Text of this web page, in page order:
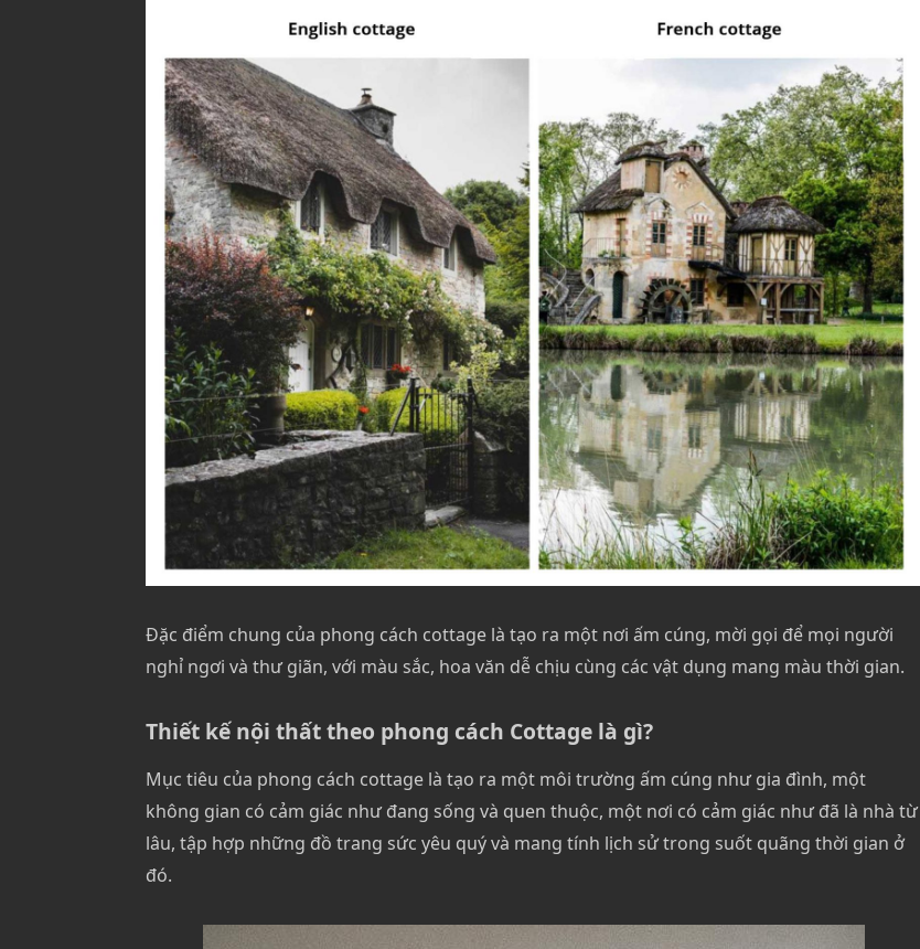
Đặc điểm chung của phong cách cottage là tạo ra một nơi ấm cúng, mời gọi để mọi người
nghỉ ngơi và thư giãn, với màu sắc, hoa văn dễ chịu cùng các vật dụng mang màu thời gian.
Thiết kế nội thất theo phong cách Cottage là gì?
Mục tiêu của phong cách cottage là tạo ra một môi trường ấm cúng như gia đình, một
không gian có cảm giác như đang sống và quen thuộc, một nơi có cảm giác như đã là nhà từ
lâu, tập hợp những đồ trang sức yêu quý và mang tính lịch sử trong suốt quãng thời gian ở
đó.